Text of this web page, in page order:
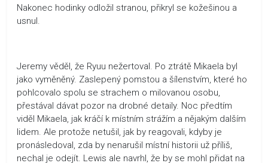
Nakonec hodinky odložil stranou, přikryl se kožešinou a
usnul.
Jeremy věděl, že Ryuu nežertoval. Po ztrátě Mikaela byl
jako vyměněný. Zaslepený pomstou a šílenstvím, které ho
pohlcovalo spolu se strachem o milovanou osobu,
přestával dávat pozor na drobné detaily. Noc předtím
viděl Mikaela, jak kráčí k místním strážím a nějakým dalším
lidem. Ale protože netušil, jak by reagovali, kdyby je
pronásledoval, zda by nenarušil místní historii už příliš,
nechal je odejít. Lewis ale navrhl, že by se mohl přidat na